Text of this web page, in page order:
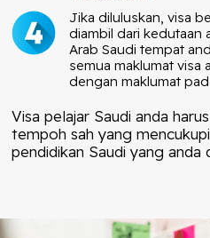
Jika diluluskan, visa
diambil dari kedutaan
Arab Saudi tempat
semua maklumat visa
dengan maklumat
Visa pelajar Saudi anda
tempoh sah yang
pendidikan Saudi yang anda